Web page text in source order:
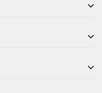
işlevsellik katın.